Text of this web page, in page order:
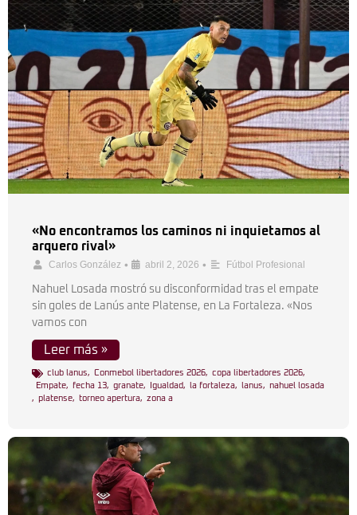
«No encontramos los caminos ni inquietamos al
arquero rival»
Carlos González • abril 2, 2026 • Fútbol Profesional
Nahuel Losada mostró su disconformidad tras el empate
sin goles de Lanús ante Platense, en La Fortaleza. «Nos
vamos con
Leer más »
club lanus, Conmebol libertadores 2026, copa libertadores 2026,
Empate, fecha 13, granate, Igualdad, la fortaleza, lanus, nahuel losada
, platense, torneo apertura, zona a